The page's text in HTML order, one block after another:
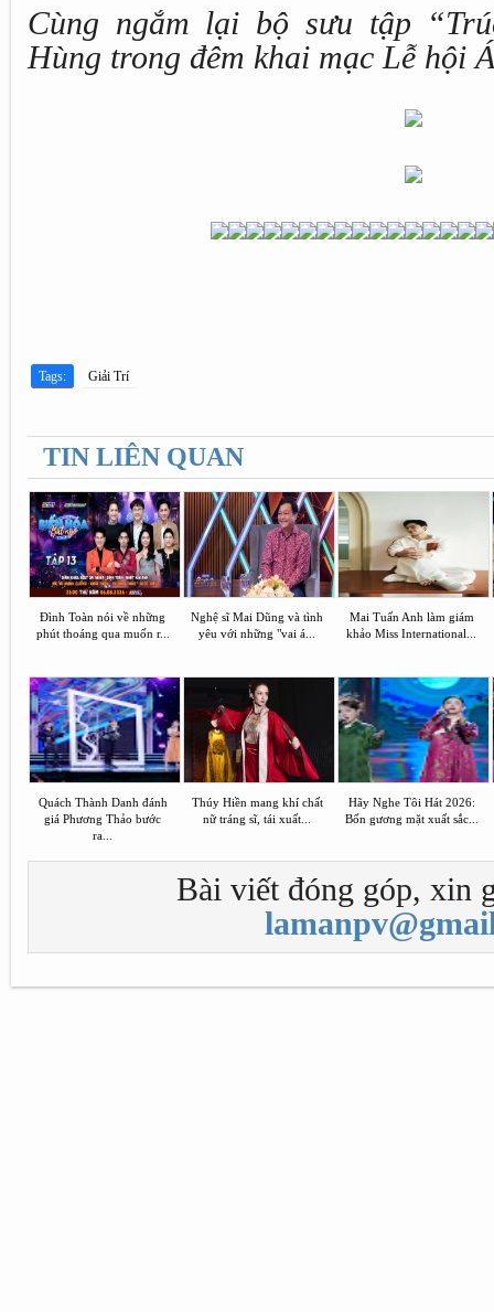
Cùng ngắm lại bộ sưu tập
Hùng trong đêm khai mạc Lễ hội
Tags: Giải Trí
TIN LIÊN QUAN
Đình Toàn nói về những
phút thoáng qua muốn r...
Nghệ sĩ Mai Dũng và tình
yêu với những "vai á...
Mai Tuấn Anh làm giám
khảo Miss International...
Quách Thành Danh đánh
giá Phương Thảo bước
ra...
Thúy Hiền mang khí chất
nữ tráng sĩ, tái xuất...
Hãy Nghe Tôi Hát 2026:
Bốn gương mặt xuất sắc...
Bài viết đóng góp, xin